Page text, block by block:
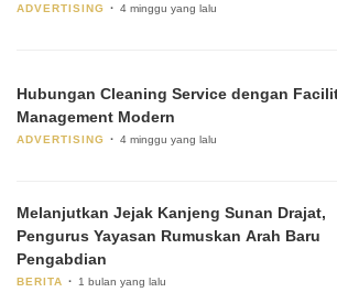
ADVERTISING 4 minggu yang lalu
Hubungan Cleaning Service dengan
Management Modern
ADVERTISING 4 minggu yang lalu
Melanjutkan Jejak Kanjeng Sunan Drajat,
Pengurus Yayasan Rumuskan Arah Baru
Pengabdian
BERITA 1 bulan yang lalu